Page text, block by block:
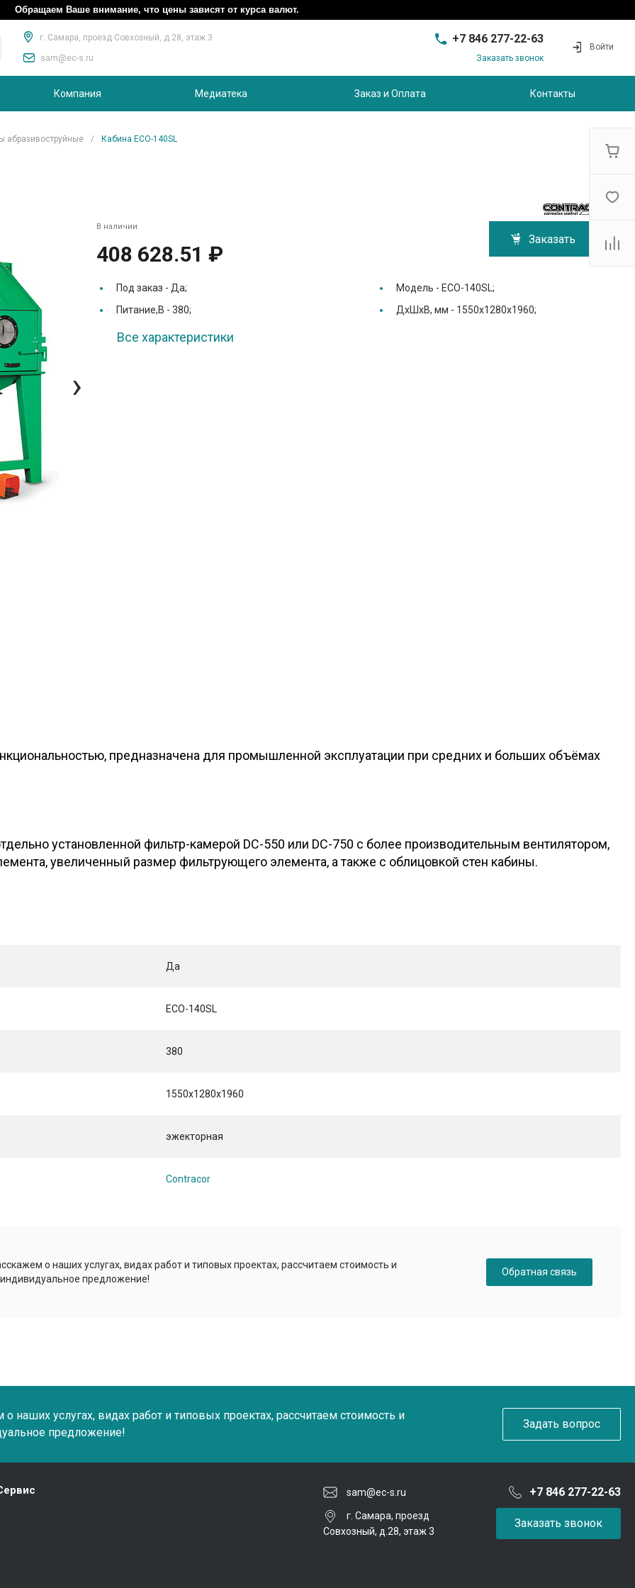
Обращаем Ваше внимание, что цены зависят от курса валют.
г. Самара, проезд Совхозный, д.28, этаж 3
sam@ec-s.ru
+7 846 277-22-63
+7 846 277-22-63
Совхозный, д.28, этаж 3
Заказать звонок
Войти
Компания Медиатека Заказ и Оплата Контакты
абразивоструйные / Кабина ECO-140SL
›
В наличии
408 628.51 ₽
Заказать
Под заказ - Да; Модель - ECO-140SL;
Питание,В -380; ДхШхВ, мм - 1550х1280х1960;
Все характеристики
предназначена для промышленной эксплуатации при средних и больших объёмах
установленной фильтр-камерой DC-550 или DC-750 с более производительным вентилятором,
увеличенный размер фильтрующего элемента, а также с облицовкой стен кабины.
Да
ECO-140SL
380
1550х1280х1960
эжекторная
Contracor
о наших услугах, видах работ и типовых проектах, рассчитаем стоимость и
предложение!
Обратная связь
наших услугах, видах работ и типовых проектах, рассчитаем стоимость и
предложение!
Задать вопрос
sam@ec-s.ru +7 846 277-22-63
г. Самара, проезд
Совхозный, д.28, этаж 3
Заказать звонок